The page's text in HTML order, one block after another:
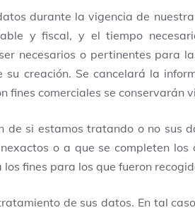
durante la vigencia de
y fiscal, y el tiempo
necesarios o pertinentes para
creación. Se cancelará la
comerciales se conservarán
de si estamos tratando o no sus
o a que se completen
fines para los que fueron
de sus datos. En tal